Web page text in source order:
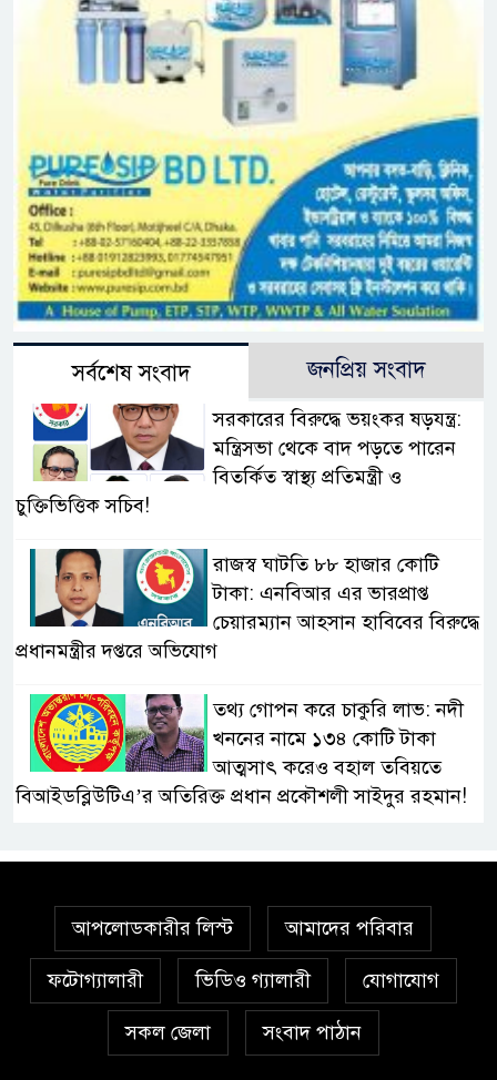
সর্বশেষ সংবাদ জনপ্রিয় সংবাদ
সরকারের বিরুদ্ধে ভয়ংকর ষড়যন্ত্র:
মন্ত্রিসভা থেকে বাদ পড়তে পারেন
বিতর্কিত স্বাস্থ্য প্রতিমন্ত্রী ও
চুক্তিভিত্তিক সচিব!
রাজস্ব ঘাটতি ৮৮ হাজার কোটি
টাকা: এনবিআর এর ভারপ্রাপ্ত
চেয়ারম্যান আহসান হাবিবের বিরুদ্ধে
প্রধানমন্ত্রীর দপ্তরে অভিযোগ
তথ্য গোপন করে চাকুরি লাভ: নদী
খননের নামে ১৩৪ কোটি টাকা
আত্মসাৎ করেও বহাল তবিয়তে
বিআইডব্লিউটিএ’র অতিরিক্ত প্রধান প্রকৌশলী সাইদুর রহমান!
তোয়াক্কা করছেন না চুক্তিভিত্তিক
বিআইডব্লিউটিএর সহকারী সমন্বয়
কর্মকর্তা আহসান হাবীবের বিরুদ্ধে
কোটি কোটি টাকার অবৈধ সম্পদ
আপলোডকারীর লিস্ট আমাদের পরিবার
ফটোগ্যালারী ভিডিও গ্যালারী যোগাযোগ
সকল জেলা সংবাদ পাঠান